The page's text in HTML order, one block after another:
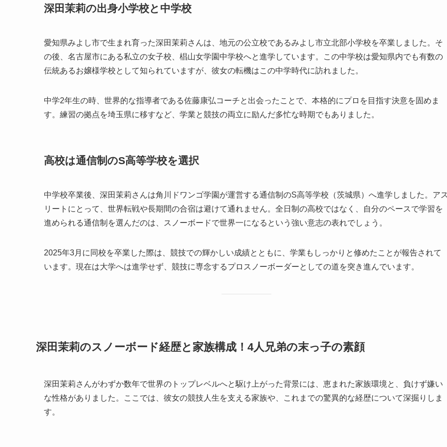
深田茉莉の出身小学校と中学校
愛知県みよし市で生まれ育った深田茉莉さんは、地元の公立校であるみよし市立北部小学校を卒業しました。そ
の後、名古屋市にある私立の女子校、椙山女学園中学校へと進学しています。この中学校は愛知県内でも有数の
伝統あるお嬢様学校として知られていますが、彼女の転機はこの中学時代に訪れました。
中学2年生の時、世界的な指導者である佐藤康弘コーチと出会ったことで、本格的にプロを目指す決意を固めま
す。練習の拠点を埼玉県に移すなど、学業と競技の両立に励んだ多忙な時期でもありました。
高校は通信制のS高等学校を選択
中学校卒業後、深田茉莉さんは角川ドワンゴ学園が運営する通信制のS高等学校（茨城県）へ進学しました。ア
リートにとって、世界転戦や長期間の合宿は避けて通れません。全日制の高校ではなく、自分のペースで学習を
進められる通信制を選んだのは、スノーボードで世界一になるという強い意志の表れでしょう。
2025年3月に同校を卒業した際は、競技での輝かしい成績とともに、学業もしっかりと修めたことが報告されて
います。現在は大学へは進学せず、競技に専念するプロスノーボーダーとしての道を突き進んでいます。
深田茉莉のスノーボード経歴と家族構成！4人兄弟の末っ子の素顔
深田茉莉さんがわずか数年で世界のトップレベルへと駆け上がった背景には、恵まれた家族環境と、負けず嫌い
な性格がありました。ここでは、彼女の競技人生を支える家族や、これまでの驚異的な経歴について深掘りしま
す。